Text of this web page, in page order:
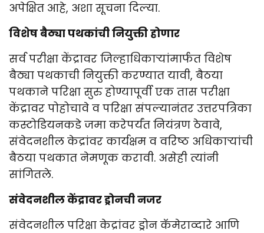
अपेक्षित आहे, अशा सूचना दिल्या.
विशेष बैठ्या पथकांची नियुक्ती होणार
सर्व परीक्षा केंद्रावर जिल्हाधिकाऱ्यांमार्फत विशेष
बैठ्या पथकाची नियुक्ती करण्यात यावी, बैठया
पथकाने परिक्षा सुरु होण्यापूर्वी एक तास परीक्षा
केंद्रावर पोहोचावे व परिक्षा संपल्यानंतर उत्तरपत्रिका
कस्टोडियनकडे जमा करेपर्यंत नियंत्रण ठेवावे,
संवेदनशील केद्रांवर कार्यक्षम व वरिष्ठ अधिकाऱ्यांची
बैठया पथकात नेमणूक करावी. असेही त्यांनी
सांगितले.
संवेदनशील केंद्रावर ड्रोनची नजर
संवेदनशील परिक्षा केद्रांवर ड्रोन कॅमेराव्दारे आणि